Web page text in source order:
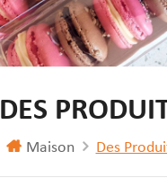
DES
Maison Des